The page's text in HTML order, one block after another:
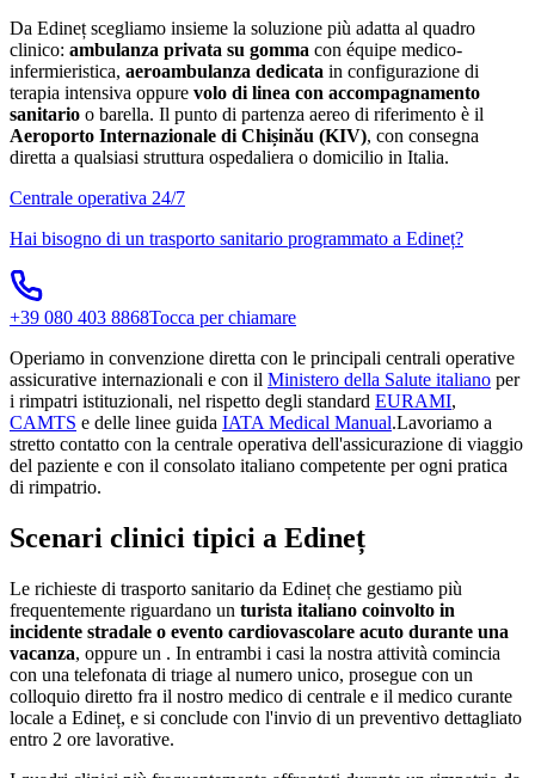
Da Edineț scegliamo insieme la soluzione più adatta al quadro
clinico: ambulanza privata su gomma con équipe medico-
infermieristica, aeroambulanza dedicata in configurazione di
terapia intensiva oppure volo di linea con accompagnamento
sanitario o barella. Il punto di partenza aereo di riferimento è il
Aeroporto Internazionale di Chișinău (KIV), con consegna
diretta a qualsiasi struttura ospedaliera o domicilio in Italia.
Centrale operativa 24/7
Hai bisogno di un trasporto sanitario programmato a Edineț?
+39 080 403 8868Tocca per chiamare
Operiamo in convenzione diretta con le principali centrali operative
assicurative internazionali e con il Ministero della Salute italiano per
i rimpatri istituzionali, nel rispetto degli standard EURAMI,
CAMTS e delle linee guida IATA Medical Manual.Lavoriamo a
stretto contatto con la centrale operativa dell'assicurazione di viaggio
del paziente e con il consolato italiano competente per ogni pratica
di rimpatrio.
Scenari clinici tipici a Edineț
Le richieste di trasporto sanitario da Edineț che gestiamo più
frequentemente riguardano un turista italiano coinvolto in
incidente stradale o evento cardiovascolare acuto durante una
vacanza, oppure un . In entrambi i casi la nostra attività comincia
con una telefonata di triage al numero unico, prosegue con un
colloquio diretto fra il nostro medico di centrale e il medico curante
locale a Edineț, e si conclude con l'invio di un preventivo dettagliato
entro 2 ore lavorative.